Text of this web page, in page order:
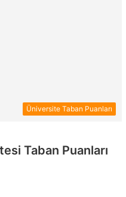
Üniversite Taban Puanları
Taban Puanları